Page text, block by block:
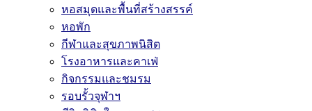
หอสมุดและพื้นที่สร้างสรรค์
หอพัก
กีฬาและสุขภาพนิสิต
โรงอาหารและคาเฟ่
กิจกรรมและชมรม
รอบรั้วจุฬาฯ